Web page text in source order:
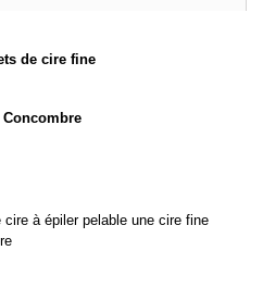
de cire fine
Concombre
à épiler pelable une cire fine